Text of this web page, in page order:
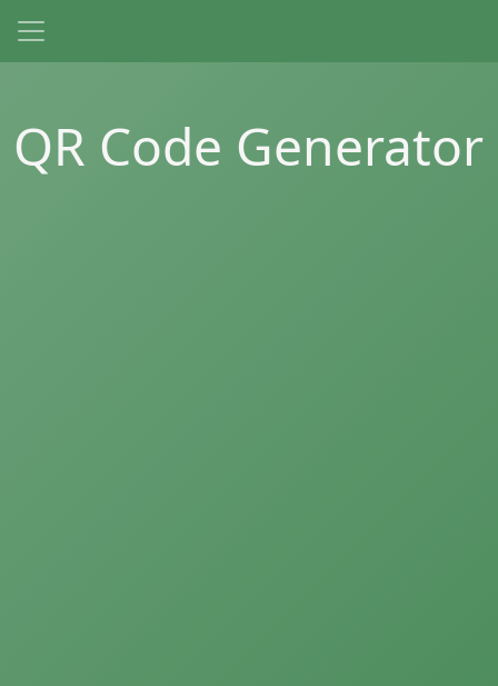
QR Code Generator